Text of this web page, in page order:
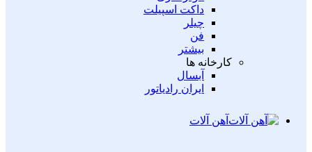
داکت اسپیلت
چیلر
فن
بیشتر
کارخانه ها
آبسال
ایران رادیاتور
آهن آلات